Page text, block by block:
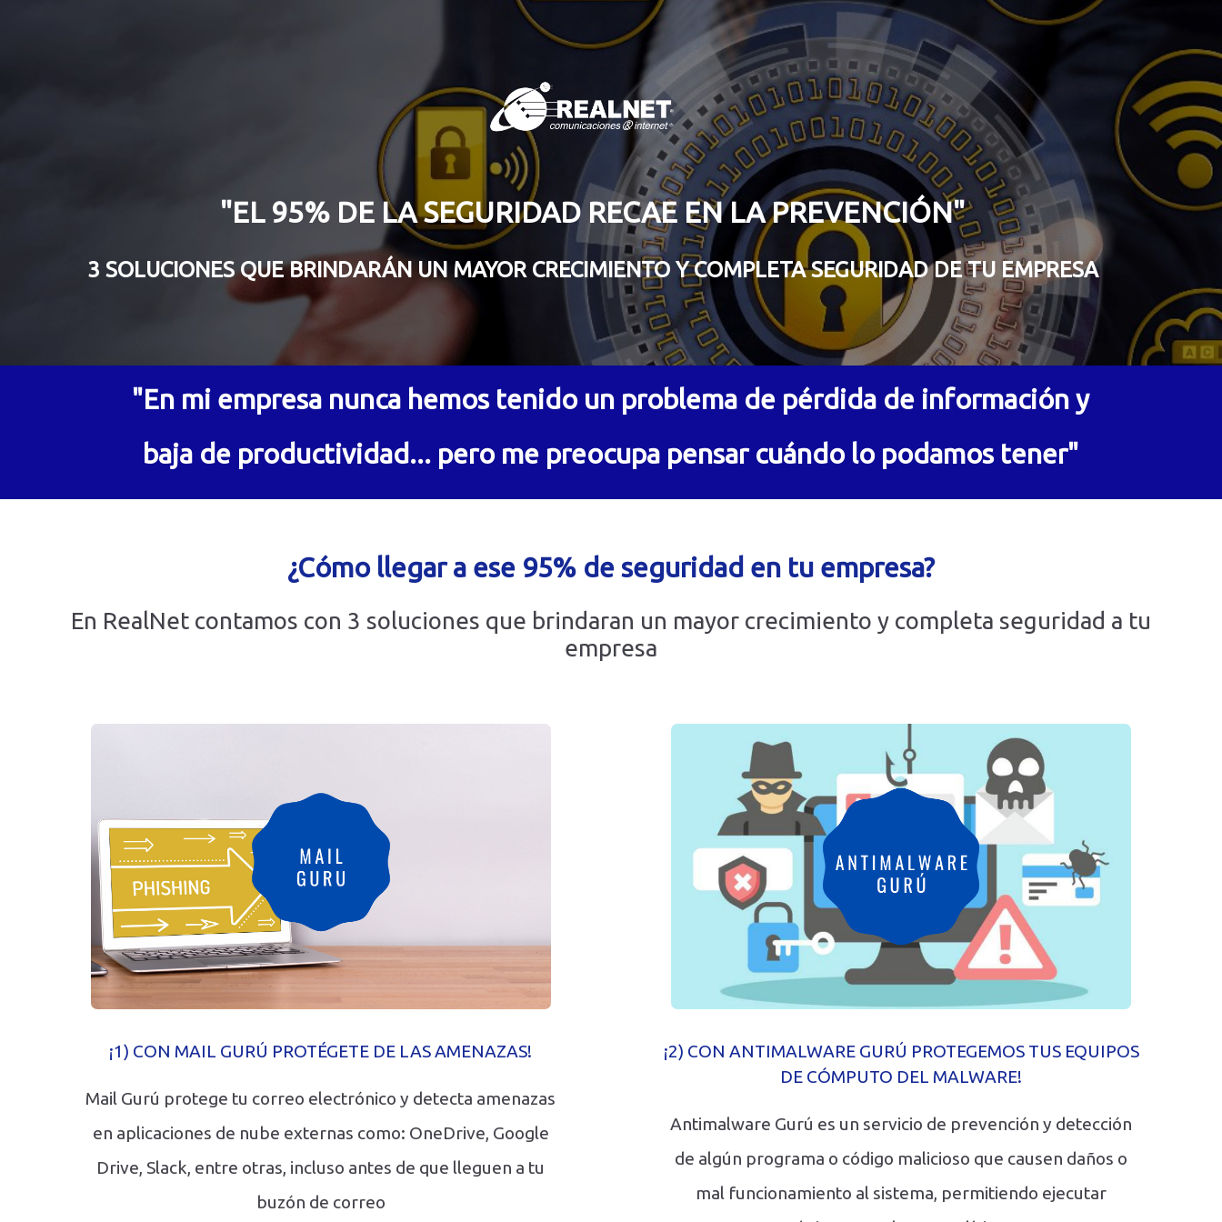
"EL 95% DE LA SEGURIDAD RECAE EN LA PREVENCIÓN"
3 SOLUCIONES QUE BRINDARÁN UN MAYOR CRECIMIENTO Y COMPLETA SEGURIDAD DE TU EMPRESA
"En mi empresa nunca hemos tenido un problema de pérdida de información y
baja de productividad... pero me preocupa pensar cuándo lo podamos tener"
¿Cómo llegar a ese 95% de seguridad en tu empresa?
En RealNet contamos con 3 soluciones que brindaran un mayor crecimiento y completa seguridad a tu
empresa
¡1) CON MAIL GURÚ PROTÉGETE DE LAS AMENAZAS!
Mail Gurú protege tu correo electrónico y detecta amenazas
en aplicaciones de nube externas como: OneDrive, Google
Drive, Slack, entre otras, incluso antes de que lleguen a tu
buzón de correo
¡2) CON ANTIMALWARE GURÚ PROTEGEMOS TUS EQUIPOS
DE CÓMPUTO DEL MALWARE!
Antimalware Gurú es un servicio de prevención y detección
de algún programa o código malicioso que causen daños o
mal funcionamiento al sistema, permitiendo ejecutar